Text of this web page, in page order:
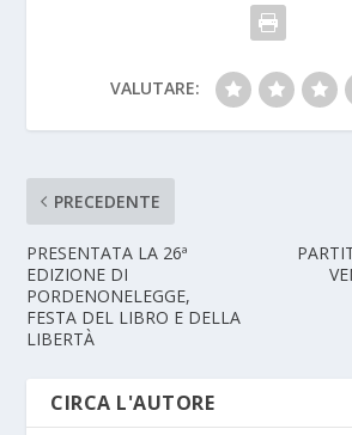
VALUTARE:
PRECEDENTE
PRESENTATA LA 26ª
EDIZIONE DI
PORDENONELEGGE,
FESTA DEL LIBRO E DELLA
LIBERTÀ
CIRCA L'AUTORE